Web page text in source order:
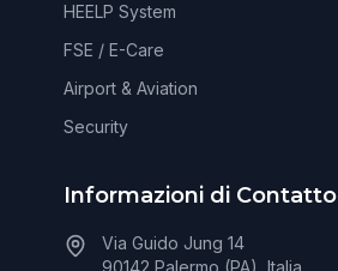
HEELP System
FSE / E-Care
Airport & Aviation
Security
Informazioni di Contatto
Via Guido Jung 14
90142 Palermo (PA), Italia